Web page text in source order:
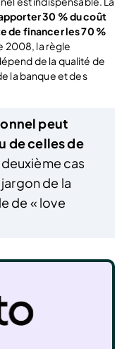
30 % du coût
de financer les 70 %
2008, la règle
de la qualité de
la banque et des
peut
de celles de
cas
de la
de « love